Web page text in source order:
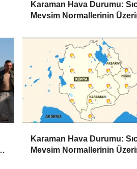
Karaman Hava Durumu:
Mevsim Normallerinin
Karaman Hava Durumu:
Mevsim Normallerinin